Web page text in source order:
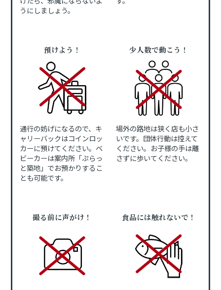
うにしましょう。
預けよう！
通行の妨げになるので、キ
ャリーバックはコインロッ
カーに預けてください。ベ
ビーカーは案内所「ぷらっ
と築地」でお預かりするこ
とも可能です。
少人数で動こう！
場外の路地は狭く店も小さ
いです。団体行動は控えて
ください。お子様の手は離
さずに歩いてください。
撮る前に声がけ！ 食品には触れないで！